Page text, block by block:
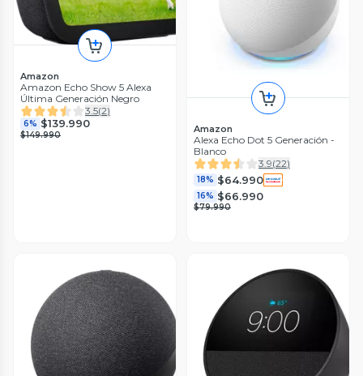
Amazon
Amazon Echo Show 5 Alexa
Última Generación Negro
3.5(2)
6% $139.990
$149.990 Amazon
Alexa Echo Dot 5 Generación -
Blanco
3.9(22)
18% $64.990
16% $66.990
$79.990